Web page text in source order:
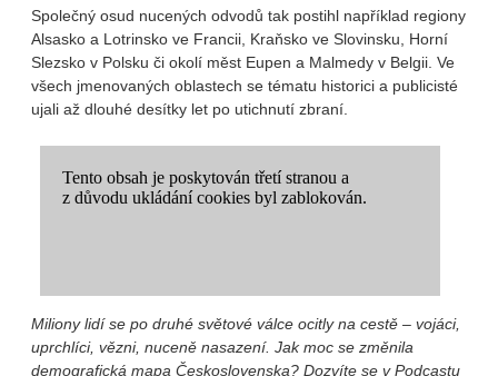
Společný osud nucených odvodů tak postihl například regiony
Alsasko a Lotrinsko ve Francii, Kraňsko ve Slovinsku, Horní
Slezsko v Polsku či okolí měst Eupen a Malmedy v Belgii. Ve
všech jmenovaných oblastech se tématu historici a publicisté
ujali až dlouhé desítky let po utichnutí zbraní.
Miliony lidí se po druhé světové válce ocitly na cestě – vojáci,
uprchlíci, vězni, nuceně nasazení. Jak moc se změnila
demografická mapa Československa? Dozvíte se v Podcastu